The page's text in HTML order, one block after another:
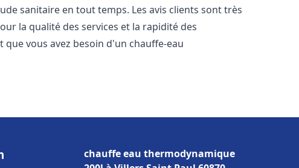
sanitaire en tout temps. Les avis clients sont très
la qualité des services et la rapidité des
que vous avez besoin d'un chauffe-eau
chauffe eau thermodynamique